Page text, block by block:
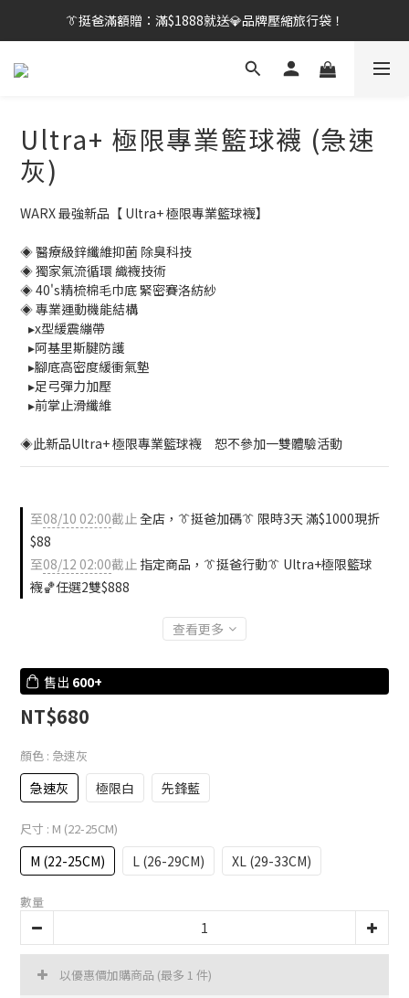
👔挺爸行動：全館襪款【最低$149起】✨立即下單！
【刷卡/電子支付限定】下單送✨WARX品牌質感杯袋！
👔挺爸行動：全館襪款【最低$149起】✨立即下單！
Ultra+ 極限專業籃球襪 (急速
灰)
WARX 最強新品【 Ultra+ 極限專業籃球襪】
◈ 醫療級鋅纖維抑菌 除臭科技
◈ 獨家氣流循環 織襪技術
◈ 40's精梳棉毛巾底 緊密賽洛紡紗
◈ 專業運動機能結構
   ▸x型緩震繃帶
   ▸阿基里斯腱防護
   ▸腳底高密度緩衝氣墊
   ▸足弓彈力加壓
   ▸前掌止滑纖維
◈此新品Ultra+ 極限專業籃球襪　恕不參加一雙體驗活動
至08/10 02:00截止全店，👔挺爸加碼👔 限時3天 滿$1000現折
$88
至08/12 02:00截止 指定商品，👔挺爸行動👔 Ultra+極限籃球
襪🏀任選2雙$888
查看更多
售出 600+
NT$680
顏色 : 急速灰
急速灰 極限白 先鋒藍
尺寸 : M (22-25CM)
M (22-25CM) L (26-29CM) XL (29-33CM)
數量
以優惠價加購商品 (最多 1 件)